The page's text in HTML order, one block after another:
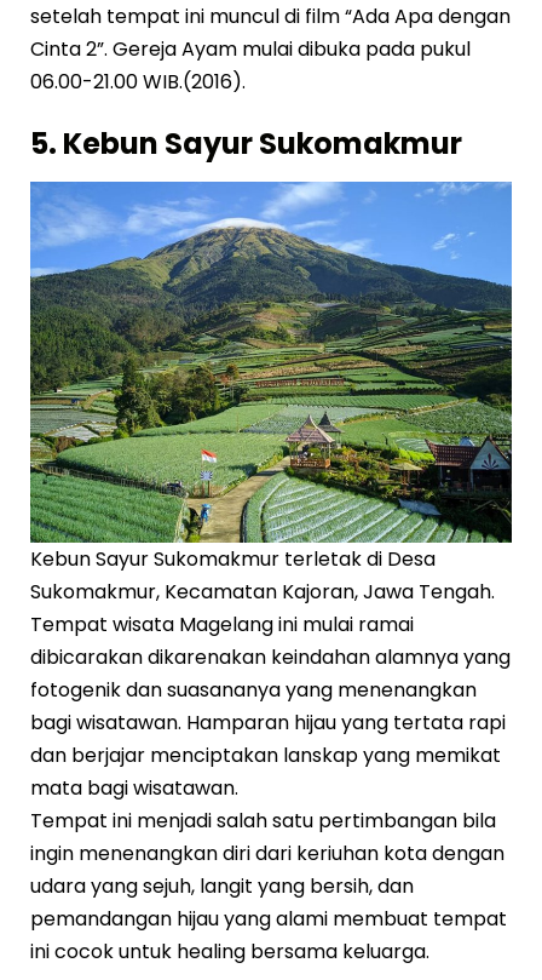
setelah tempat ini muncul di film “Ada Apa dengan
Cinta 2”. Gereja Ayam mulai dibuka pada pukul
06.00-21.00 WIB.(2016).
5. Kebun Sayur Sukomakmur
Kebun Sayur Sukomakmur terletak di Desa
Sukomakmur, Kecamatan Kajoran, Jawa Tengah.
Tempat wisata Magelang ini mulai ramai
dibicarakan dikarenakan keindahan alamnya yang
fotogenik dan suasananya yang menenangkan
bagi wisatawan. Hamparan hijau yang tertata rapi
dan berjajar menciptakan lanskap yang memikat
mata bagi wisatawan.
Tempat ini menjadi salah satu pertimbangan bila
ingin menenangkan diri dari keriuhan kota dengan
udara yang sejuh, langit yang bersih, dan
pemandangan hijau yang alami membuat tempat
ini cocok untuk healing bersama keluarga.